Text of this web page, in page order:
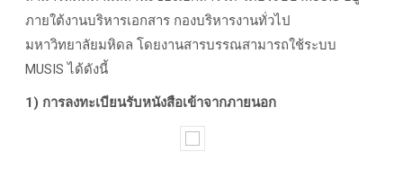
ภายใต้งานบริหารเอกสาร กองบริหารงานทั่วไป
มหาวิทยาลัยมหิดล โดยงานสารบรรณสามารถใช้ระบบ
MUSIS ได้ดังนี้
1) การลงทะเบียนรับหนังสือเข้าจากภายนอก